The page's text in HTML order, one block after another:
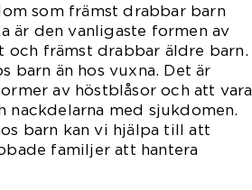
som främst drabbar barn
är den vanligaste formen av
och främst drabbar äldre barn.
barn än hos vuxna. Det är
av höstblåsor och att vara
med sjukdomen.
barn kan vi hjälpa till att
familjer att hantera